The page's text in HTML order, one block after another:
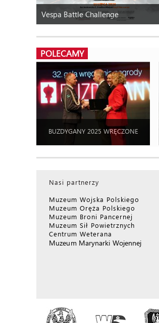
Vespa Battle Challenge
POLECAMY
BUZDYGANY 2025 WRĘCZONE
Nasi partnerzy
Muzeum Wojska Polskiego
Muzeum Oręża Polskiego
Muzeum Broni Pancernej
Muzeum Sił Powietrznych
Centrum Weterana
Muzeum Marynarki Wojennej